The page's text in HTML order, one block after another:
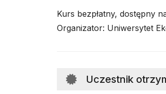
Kurs bezpłatny, dostępny
Organizator: Uniwersytet
Uczestnik